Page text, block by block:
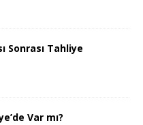
Sonrası Tahliye
Var mı?